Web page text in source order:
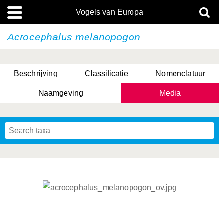
Vogels van Europa
Acrocephalus melanopogon
Beschrijving Classificatie Nomenclatuur
Naamgeving Media